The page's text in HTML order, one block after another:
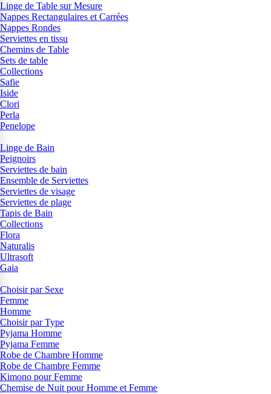
Linge de Table sur Mesure
Nappes Rectangulaires et Carrées
Nappes Rondes
Serviettes en tissu
Chemins de Table
Sets de table
Collections
Safie
Iside
Clori
Perla
Penelope
Linge de Bain
Peignoirs
Serviettes de bain
Ensemble de Serviettes
Serviettes de visage
Serviettes de plage
Tapis de Bain
Collections
Flora
Naturalis
Ultrasoft
Gaia
Choisir par Sexe
Femme
Homme
Choisir par Type
Pyjama Homme
Pyjama Femme
Robe de Chambre Homme
Robe de Chambre Femme
Kimono pour Femme
Chemise de Nuit pour Homme et Femme